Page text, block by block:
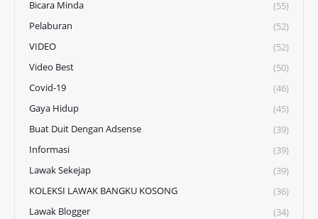
Bicara Minda
(55)
Pelaburan
(52)
VIDEO
(52)
Video Best
(50)
Covid-19
(46)
Gaya Hidup
(45)
Buat Duit Dengan Adsense
(39)
Informasi
(39)
Lawak Sekejap
(39)
KOLEKSI LAWAK BANGKU KOSONG
(36)
Lawak Blogger
(34)